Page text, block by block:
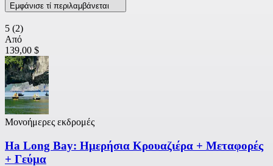
Εμφάνισε τί περιλαμβάνεται
5 (2)
Από
139,00 $
Μονοήμερες εκδρομές
Ha Long Bay: Ημερήσια Κρουαζιέρα + Μεταφορές
+ Γεύμα